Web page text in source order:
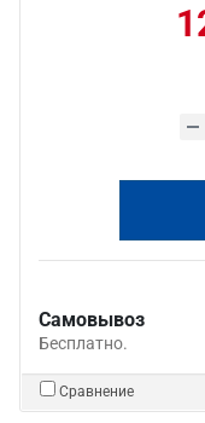
Самовывоз
Бесплатно.
Сравнение